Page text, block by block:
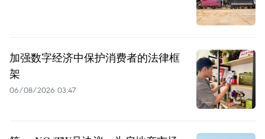
加强数字经济中保护消费者的法律框
架
06/08/2026 03:47